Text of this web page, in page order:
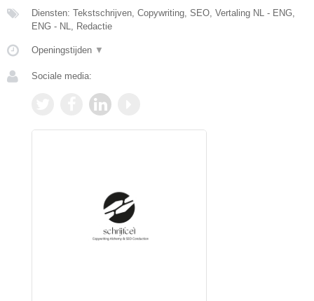
Diensten: Tekstschrijven, Copywriting, SEO, Vertaling NL - ENG,
ENG - NL, Redactie
Openingstijden ▼
Sociale media: